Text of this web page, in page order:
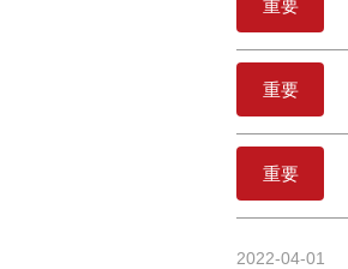
重要
重要
重要
2022-04-01